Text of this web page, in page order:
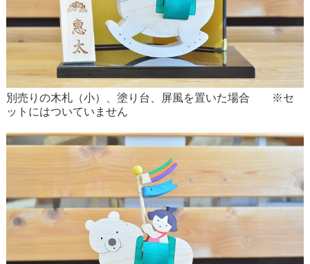
別売りの木札（小）、塗り台、屏風を置いた場合 ※セ
ットにはついていません